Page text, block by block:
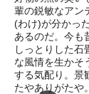
輩の鋭敏なアン
(わけ)が分かっ
あるのだ。今も
しっとりした石
な風情を生かそ
する気配り。景
たやありがたや。